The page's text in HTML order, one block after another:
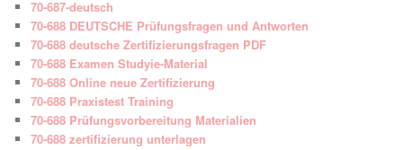
70-687-deutsch
70-688 DEUTSCHE Prüfungsfragen und Antworten
70-688 deutsche Zertifizierungsfragen PDF
70-688 Examen Studyie-Material
70-688 Online neue Zertifizierung
70-688 Praxistest Training
70-688 Prüfungsvorbereitung Materialien
70-688 zertifizierung unterlagen